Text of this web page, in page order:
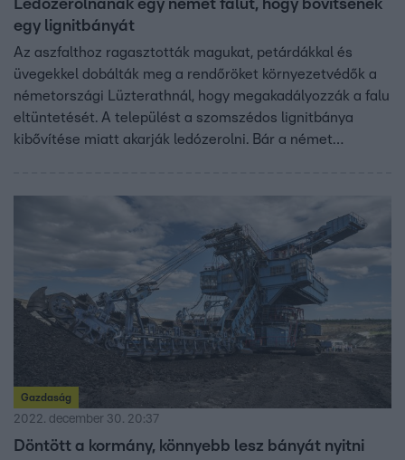
Ledózerolnának egy német falut, hogy bővítsenek
egy lignitbányát
Az aszfalthoz ragasztották magukat, petárdákkal és
üvegekkel dobálták meg a rendőröket környezetvédők a
németországi Lüzterathnál, hogy megakadályozzák a falu
eltüntetését. A települést a szomszédos lignitbánya
kibővítése miatt akarják ledózerolni. Bár a német
miatt többet ideiglenesen újraindított.
Gazdaság
2022. december 30. 20:37
Döntött a kormány, könnyebb lesz bányát nyitni